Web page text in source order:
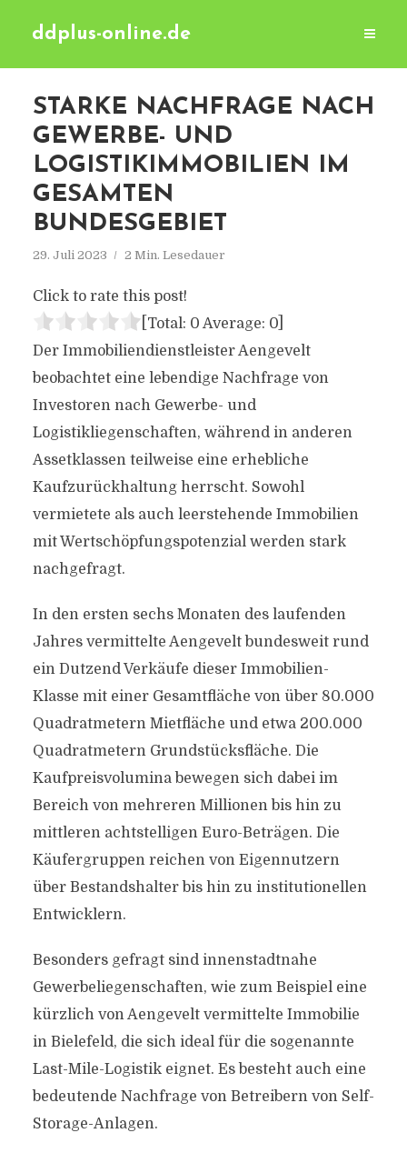
ddplus-online.de
STARKE NACHFRAGE NACH
GEWERBE- UND
LOGISTIKIMMOBILIEN IM
GESAMTEN
BUNDESGEBIET
29. Juli 2023 2 Min. Lesedauer
Click to rate this post!
[Total: 0 Average: 0]
Der Immobiliendienstleister Aengevelt
beobachtet eine lebendige Nachfrage von
Investoren nach Gewerbe- und
Logistikliegenschaften, während in anderen
Assetklassen teilweise eine erhebliche
Kaufzurückhaltung herrscht. Sowohl
vermietete als auch leerstehende Immobilien
mit Wertschöpfungspotenzial werden stark
nachgefragt.
In den ersten sechs Monaten des laufenden
Jahres vermittelte Aengevelt bundesweit rund
ein Dutzend Verkäufe dieser Immobilien-
Klasse mit einer Gesamtfläche von über 80.000
Quadratmetern Mietfläche und etwa 200.000
Quadratmetern Grundstücksfläche. Die
Kaufpreisvolumina bewegen sich dabei im
Bereich von mehreren Millionen bis hin zu
mittleren achtstelligen Euro-Beträgen. Die
Käufergruppen reichen von Eigennutzern
über Bestandshalter bis hin zu institutionellen
Entwicklern.
Besonders gefragt sind innenstadtnahe
Gewerbeliegenschaften, wie zum Beispiel eine
kürzlich von Aengevelt vermittelte Immobilie
in Bielefeld, die sich ideal für die sogenannte
Last-Mile-Logistik eignet. Es besteht auch eine
bedeutende Nachfrage von Betreibern von Self-
Storage-Anlagen.